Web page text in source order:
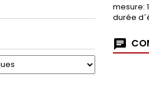
mesure:
durée